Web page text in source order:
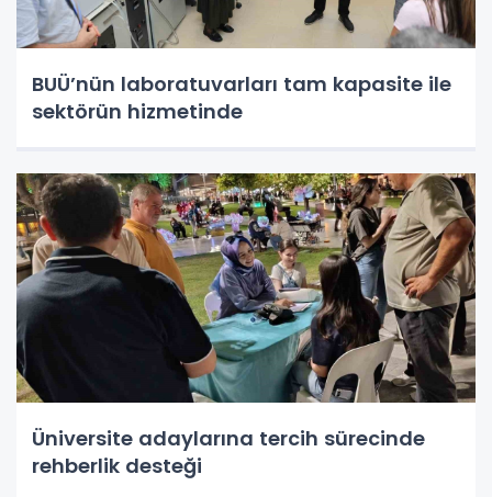
BUÜ’nün laboratuvarları tam kapasite ile
sektörün hizmetinde
Üniversite adaylarına tercih sürecinde
rehberlik desteği